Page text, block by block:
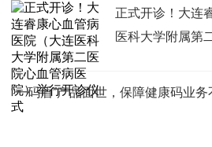
正式开诊！大连
医科大学附属第
“一码盾”产品面世，保障健康码业务